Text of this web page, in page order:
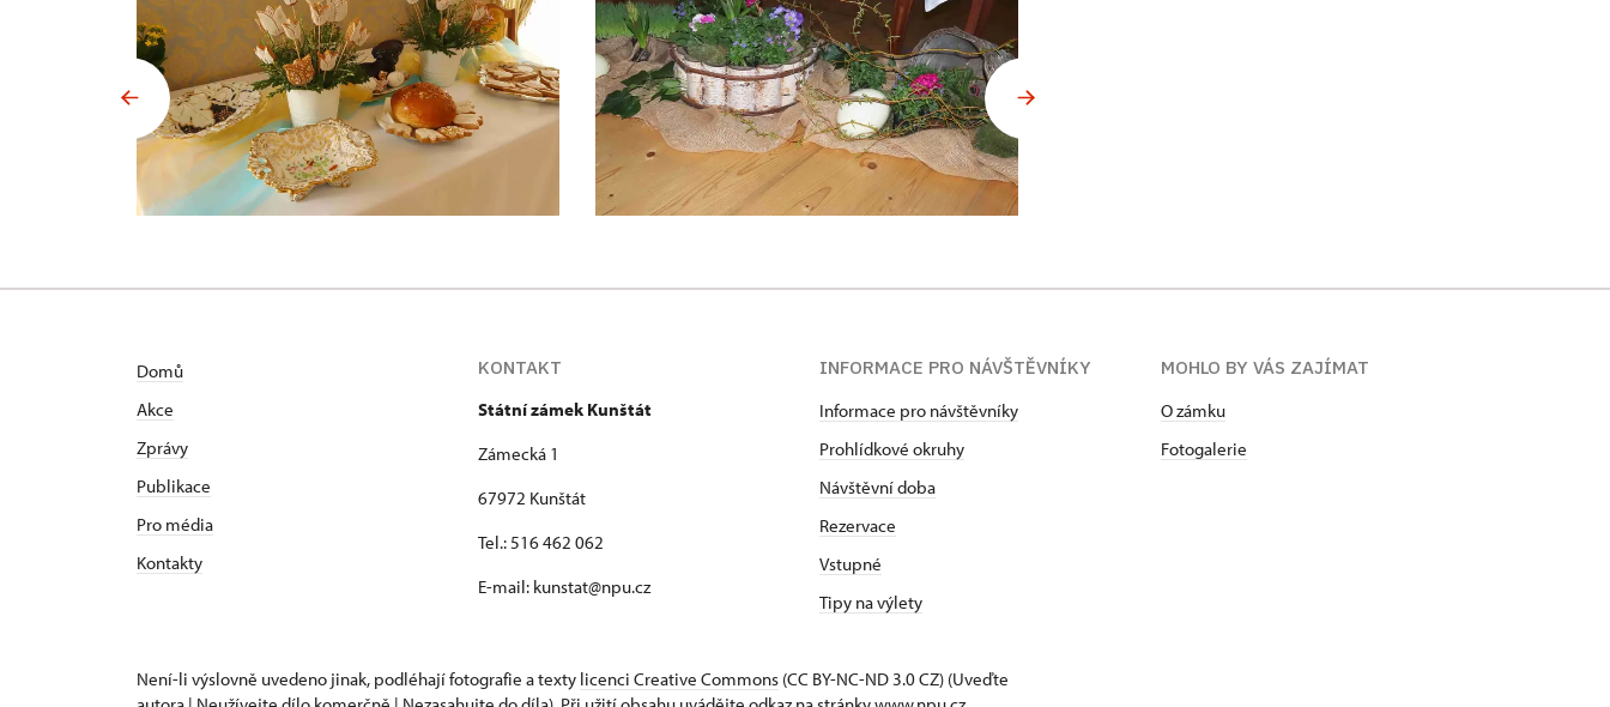
Domů
Akce
Zprávy
Publikace
Pro média
Kontakty
KONTAKT
Státní zámek Kunštát
Zámecká 1
67972 Kunštát
Tel.: 516 462 062
E-mail: kunstat@npu.cz
INFORMACE PRO NÁVŠTĚVNÍKY
Informace pro návštěvníky
Prohlídkové okruhy
Návštěvní doba
Rezervace
Vstupné
Tipy na výlety
MOHLO BY VÁS ZAJÍMAT
O zámku
Fotogalerie
Není-li výslovně uvedeno jinak, podléhají fotografie a texty licenci Creative Commons (CC BY-NC-ND 3.0 CZ) (Uveďte